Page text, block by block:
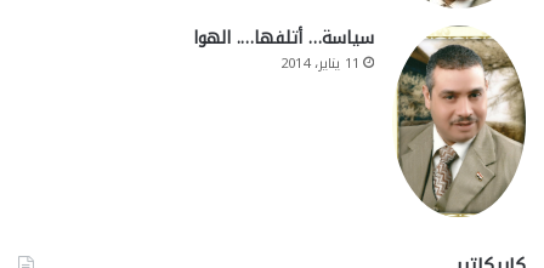
سياسة… أتلفها…. الهوا
11 يناير، 2014